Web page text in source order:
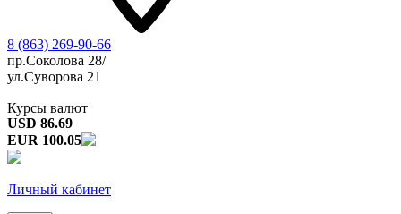
8 (863) 269-90-66
пр.Соколова 28/
ул.Суворова 21
Курсы валют
USD 86.69
EUR 100.05
Личный кабинет